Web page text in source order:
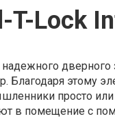
Lock
дверного
Благодаря этому
просто
в помещение с